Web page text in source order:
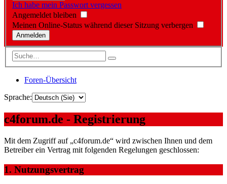
Ich habe mein Passwort vergessen
Angemeldet bleiben
Meinen Online-Status während dieser Sitzung verbergen
Foren-Übersicht
Sprache:
c4forum.de - Registrierung
Mit dem Zugriff auf „c4forum.de“ wird zwischen Ihnen und dem
Betreiber ein Vertrag mit folgenden Regelungen geschlossen:
1. Nutzungsvertrag